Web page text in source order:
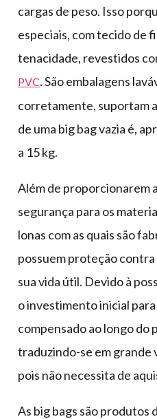
cargas de peso. Isso
especiais, com tecido de
tenacidade, revestidos
PVC. São embalagens
corretamente, suportam
de uma big bag vazia é,
a 15 kg.
Além de proporcionarem
segurança para os
lonas com as quais são
possuem proteção contra
sua vida útil. Devido à
o investimento inicial para
compensado ao longo do
traduzindo-se em grande
pois não necessita de
As big bags são produtos